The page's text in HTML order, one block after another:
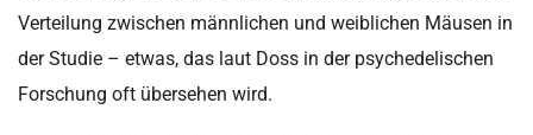
Verteilung zwischen männlichen und weiblichen Mäusen in
der Studie – etwas, das laut Doss in der psychedelischen
Forschung oft übersehen wird.